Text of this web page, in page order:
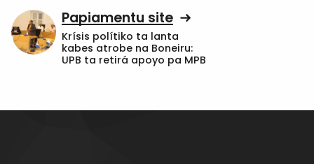
Papiamentu site
Krísis polítiko ta lanta
kabes atrobe na Boneiru:
UPB ta retirá apoyo pa MPB